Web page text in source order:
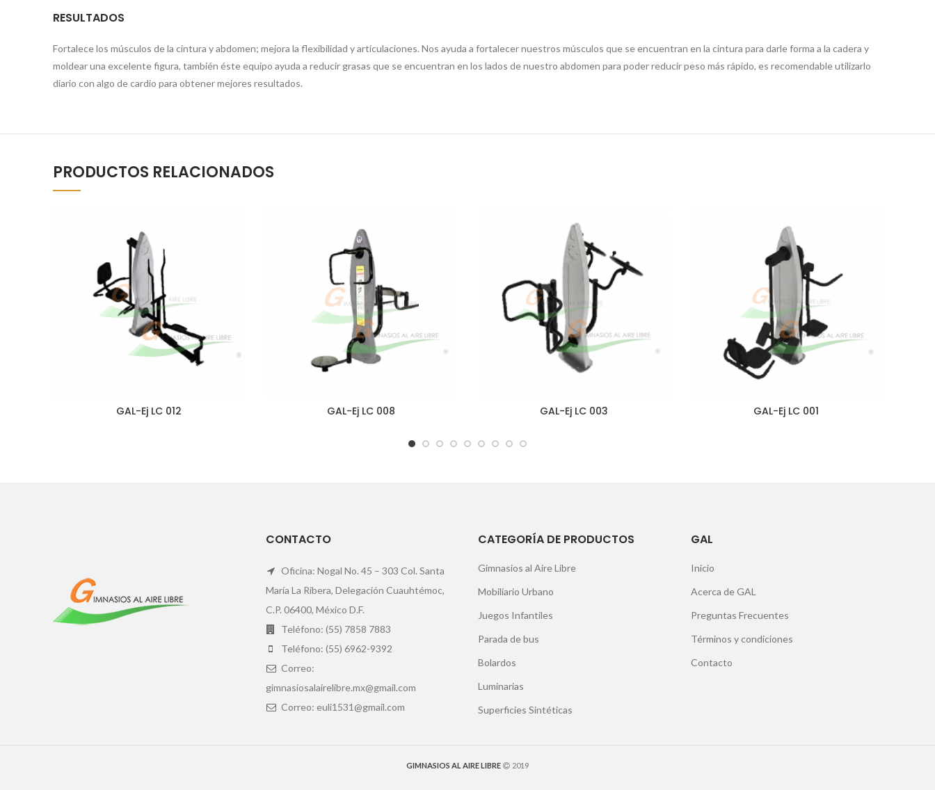
RESULTADOS
Fortalece los músculos de la cintura y abdomen; mejora la flexibilidad y articulaciones. Nos ayuda a fortalecer nuestros músculos que se encuentran en la cintura para darle forma a la cadera y
moldear una excelente figura, también éste equipo ayuda a reducir grasas que se encuentran en los lados de nuestro abdomen para poder reducir peso más rápido, es recomendable utilizarlo
diario con algo de cardio para obtener mejores resultados.
PRODUCTOS RELACIONADOS
GAL-Ej LC 012 GAL-Ej LC 008 GAL-Ej LC 003 GAL-Ej LC 001
CONTACTO
Oficina: Nogal No. 45 – 303 Col. Santa
María La Ribera, Delegación Cuauhtémoc,
C.P. 06400, México D.F.
Teléfono: (55) 7858 7883
Teléfono: (55) 6962-9392
Correo:
gimnasiosalairelibre.mx@gmail.com
Correo: euli1531@gmail.com
CATEGORÍA DE PRODUCTOS
Gimnasios al Aire Libre
Mobiliario Urbano
Juegos Infantiles
Parada de bus
Bolardos
Luminarias
Superficies Sintéticas
GAL
Inicio
Acerca de GAL
Preguntas Frecuentes
Términos y condiciones
Contacto
GIMNASIOS AL AIRE LIBRE 2019